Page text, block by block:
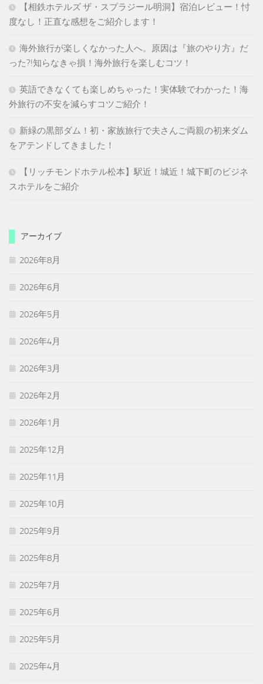
【相鉄ホテルズ ザ・スプラジール明洞】宿泊レビュー！忖
度なし！正直な感想をご紹介します！
海外旅行が楽しくなかった人へ。原因は『旅のやり方』だ
った?!知らなきゃ損！海外旅行を楽しむコツ！
英語できなくても楽しめちゃった！実体験でわかった！海
外旅行の不安を減らすコツご紹介！
新緑の黒部ダム！初・家族旅行で夫さんご両親の初来ダム
をアテンドしてきました！
【リッチモンドホテル松本】駅近！城近！城下町のビジネ
スホテルをご紹介
アーカイブ
2026年8月
2026年6月
2026年5月
2026年4月
2026年3月
2026年2月
2026年1月
2025年12月
2025年11月
2025年10月
2025年9月
2025年8月
2025年7月
2025年6月
2025年5月
2025年4月